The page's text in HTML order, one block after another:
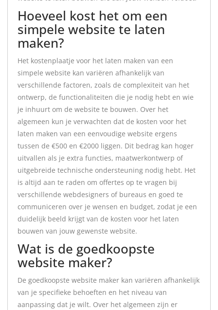
Hoeveel kost het om een
simpele website te laten
maken?
Het kostenplaatje voor het laten maken van een
simpele website kan variëren afhankelijk van
verschillende factoren, zoals de complexiteit van het
ontwerp, de functionaliteiten die je nodig hebt en wie
je inhuurt om de website te bouwen. Over het
algemeen kun je verwachten dat de kosten voor het
laten maken van een eenvoudige website ergens
tussen de €500 en €2000 liggen. Dit bedrag kan hoger
uitvallen als je extra functies, maatwerkontwerp of
uitgebreide technische ondersteuning nodig hebt. Het
is altijd aan te raden om offertes op te vragen bij
verschillende webdesigners of bureaus en goed te
communiceren over je wensen en budget, zodat je een
duidelijk beeld krijgt van de kosten voor het laten
bouwen van jouw gewenste website.
Wat is de goedkoopste
website maker?
De goedkoopste website maker kan variëren afhankelijk
van je specifieke behoeften en het niveau van
aanpassing dat je wilt. Over het algemeen zijn er